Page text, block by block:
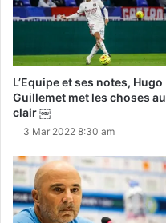
L’Equipe et ses notes, Hugo
Guillemet met les choses au
clair ￼
3 Mar 2022 8:30 am